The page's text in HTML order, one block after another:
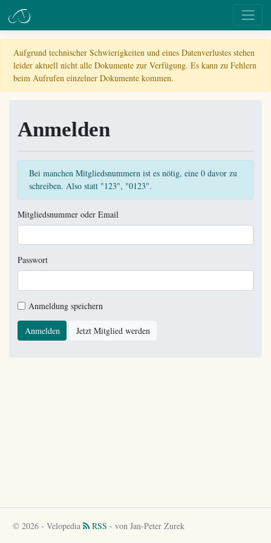
Aufgrund technischer Schwierigkeiten und eines Datenverlustes stehen
leider aktuell nicht alle Dokumente zur Verfügung. Es kann zu Fehlern
beim Aufrufen einzelner Dokumente kommen.
Anmelden
Bei manchen Mitgliedsnummern ist es nötig, eine 0 davor zu
schreiben. Also statt "123", "0123".
Mitgliedsnummer oder Email
Passwort
Anmeldung speichern
Anmelden Jetzt Mitglied werden
© 2026 - Velopedia RSS - von Jan-Peter Zurek